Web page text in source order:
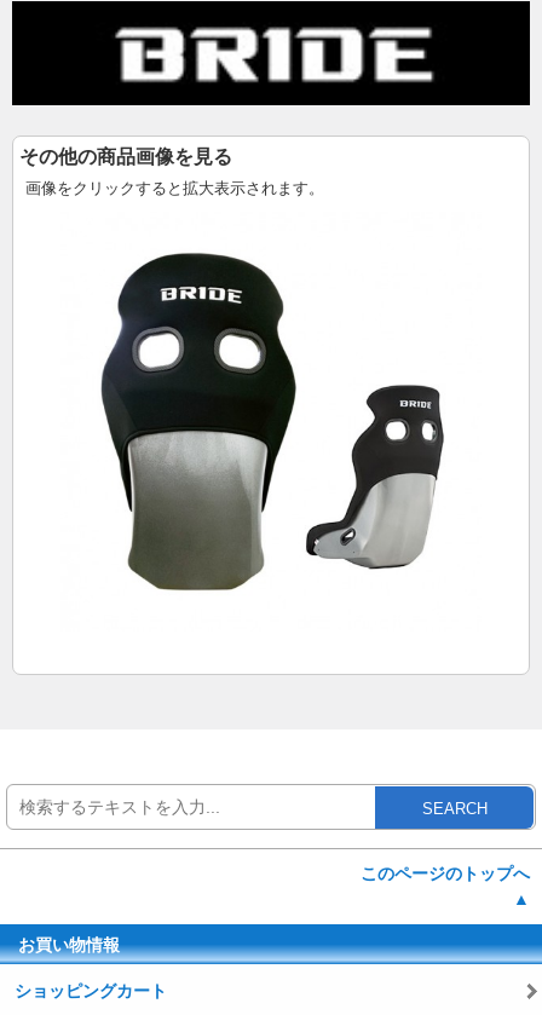
その他の商品画像を見る
画像をクリックすると拡大表示されます。
SEARCH
このページのトップへ
▲
お買い物情報
ショッピングカート